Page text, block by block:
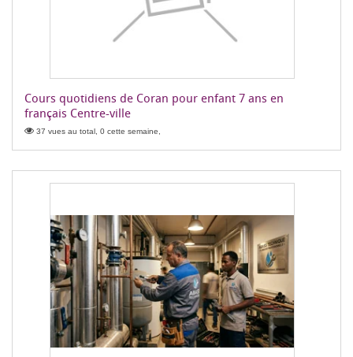
Cours quotidiens de Coran pour enfant 7 ans en
français Centre-ville
37 vues au total, 0 cette semaine,